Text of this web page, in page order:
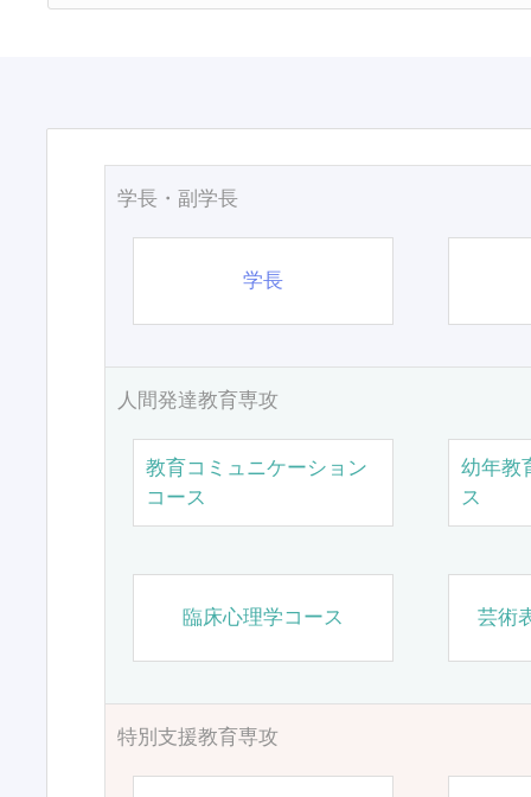
学長・副学長
学長
人間発達教育専攻
教育コミュニケーション
コース
幼年教
ス
臨床心理学コース 芸術
特別支援教育専攻